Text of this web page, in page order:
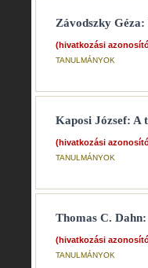
Závodszky
(hivatkozási
TANULMÁNYOK
Kaposi József: A
(hivatkozási
TANULMÁNYOK
Thomas C.
(hivatkozási
TANULMÁNYOK